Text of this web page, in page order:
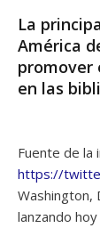
La
América
promover
en las
Fuente de la
https://
Washington,
lanzando